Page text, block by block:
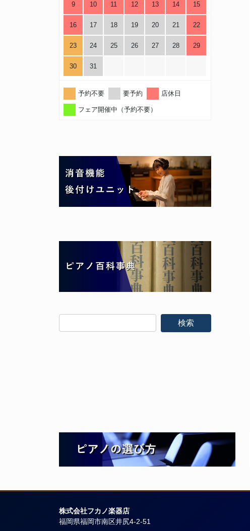
9 10 11 12 13 14 15
16 17 18 19 20 21 22
23 24 25 26 27 28 29
30 31
予約不要 要予約 店休日
フェア開催中（予約不要）
株式会社フカノ楽器店
福岡県福岡市南区井尻4-2-51